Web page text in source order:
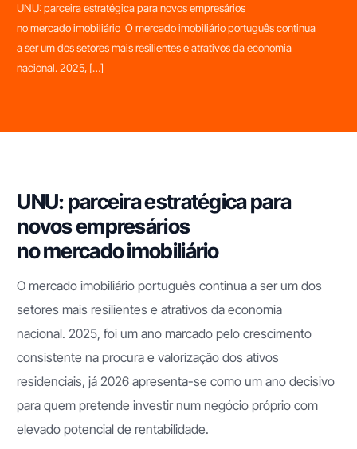
UNU: parceira estratégica para novos empresários
no mercado imobiliário O mercado imobiliário português continua
a ser um dos setores mais resilientes e atrativos da economia
nacional. 2025, […]
UNU: parceira estratégica para
novos empresários
no mercado imobiliário
O mercado imobiliário português continua a ser um dos
setores mais resilientes e atrativos da economia
nacional. 2025, foi um ano marcado pelo crescimento
consistente na procura e valorização dos ativos
residenciais, já 2026 apresenta-se como um ano decisivo
para quem pretende investir num negócio próprio com
elevado potencial de rentabilidade.